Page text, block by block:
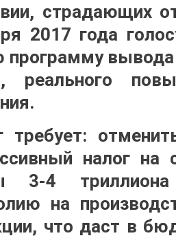
страдающих
2017 года
программу
реального
требует:
налог
3-4 триллиона
на
что даст в